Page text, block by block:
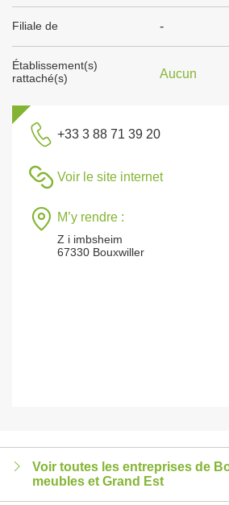
Filiale de -
Établissement(s)
rattaché(s)
Aucun
+33 3 88 71 39 20
Voir le site internet
M’y rendre :
Z i imbsheim
67330 Bouxwiller
Voir toutes les entreprises de
meubles et Grand Est